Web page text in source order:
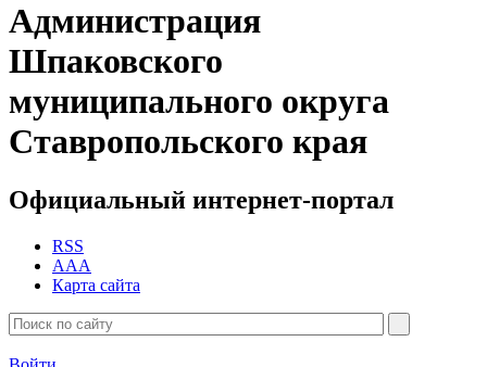
Администрация
Шпаковского
муниципального округа
Ставропольского края
Официальный интернет-портал
RSS
AAA
Карта сайта